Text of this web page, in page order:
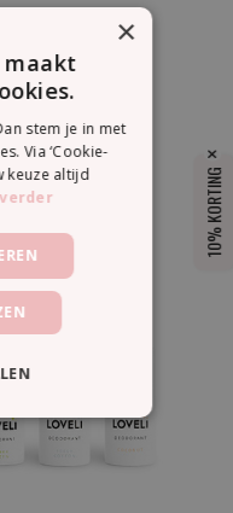
10% KORTING
×
maakt
stem je in met
Via ‘Cookie-
keuze altijd